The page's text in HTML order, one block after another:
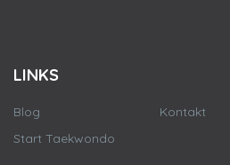
LINKS
Blog
Start Taekwondo
Kontakt